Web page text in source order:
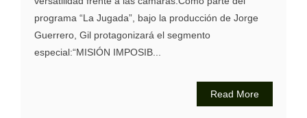
programa “La Jugada”, bajo la producción de Jorge
Guerrero, Gil protagonizará el segmento
especial:“MISIÓN IMPOSIB...
Read More